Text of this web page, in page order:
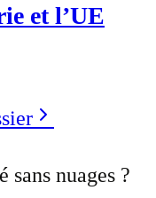
et l’UE
sans nuages ?